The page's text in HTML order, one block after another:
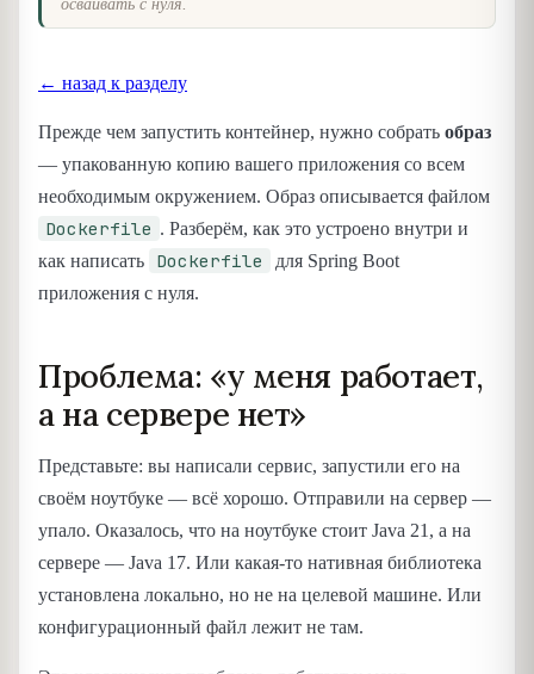
осваивать с нуля.
← назад к разделу
Прежде чем запустить контейнер, нужно собрать образ
— упакованную копию вашего приложения со всем
необходимым окружением. Образ описывается файлом
Dockerfile . Разберём, как это устроено внутри и
как написать
Dockerfile
для Spring Boot
приложения с нуля.
Проблема: «у меня работает,
а на сервере нет»
Представьте: вы написали сервис, запустили его на
своём ноутбуке — всё хорошо. Отправили на сервер —
упало. Оказалось, что на ноутбуке стоит Java 21, а на
сервере — Java 17. Или какая-то нативная библиотека
установлена локально, но не на целевой машине. Или
конфигурационный файл лежит не там.